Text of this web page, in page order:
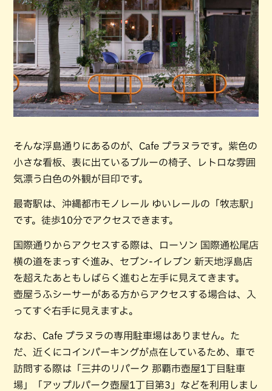
そんな浮島通りにあるのが、Cafe プラヌラです。紫色の
小さな看板、表に出ているブルーの椅子、レトロな雰囲
気漂う白色の外観が目印です。
最寄駅は、沖縄都市モノレール ゆいレールの「牧志駅」
です。徒歩10分でアクセスできます。
国際通りからアクセスする際は、ローソン 国際通松尾店
横の道をまっすぐ進み、セブン-イレブン 新天地浮島店
を超えたあともしばらく進むと左手に見えてきます。
壺屋うふシーサーがある方からアクセスする場合は、入
ってすぐ右手に見えますよ。
なお、Cafe プラヌラの専用駐車場はありません。た
だ、近くにコインパーキングが点在しているため、車で
訪問する際は「三井のリパーク 那覇市壺屋1丁目駐車
場」「アップルパーク壺屋1丁目第3」などを利用しまし